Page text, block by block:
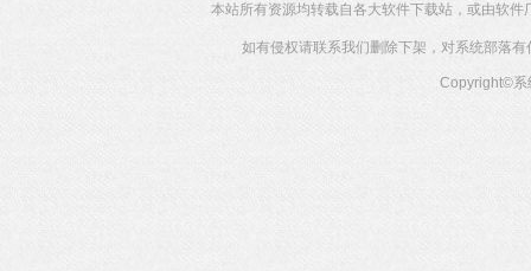
本站所有资源均转载自各大软件下载站，或由软
如有侵权请联系我们删除下架，对系统部落
Copyright©系